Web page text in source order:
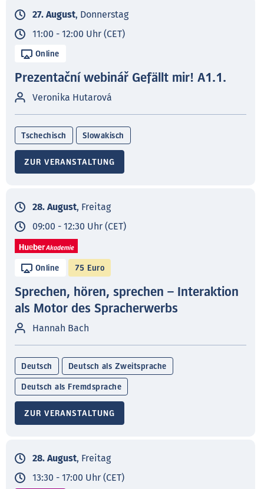
27. August, Donnerstag
11:00 - 12:00 Uhr (CET)
Online
Prezentační webinář Gefällt mir! A1.1.
Veronika Hutarová
Tschechisch Slowakisch
ZUR VERANSTALTUNG
28. August, Freitag
09:00 - 12:30 Uhr (CET)
Online 75 Euro
Sprechen, hören, sprechen – Interaktion
als Motor des Spracherwerbs
Hannah Bach
Deutsch Deutsch als Zweitsprache
Deutsch als Fremdsprache
ZUR VERANSTALTUNG
28. August, Freitag
13:30 - 17:00 Uhr (CET)